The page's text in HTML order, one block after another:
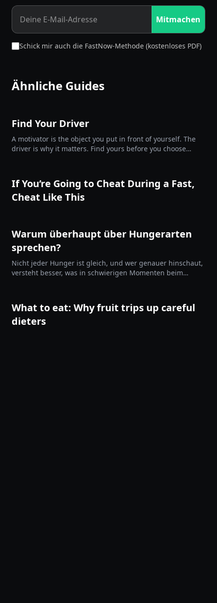
Mitmachen
Schick mir auch die FastNow-Methode (kostenloses PDF)
Ähnliche Guides
Find Your Driver
A motivator is the object you put in front of yourself. The
driver is why it matters. Find yours before you choose
If You’re Going to Cheat During a Fast,
Cheat Like This
Warum überhaupt über Hungerarten
sprechen?
Nicht jeder Hunger ist gleich, und wer genauer hinschaut,
versteht besser, was in schwierigen Momenten beim
davonzudriften.
What to eat: Why fruit trips up careful
dieters